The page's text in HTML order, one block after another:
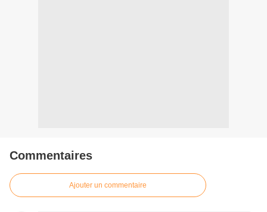
Commentaires
Ajouter un commentaire